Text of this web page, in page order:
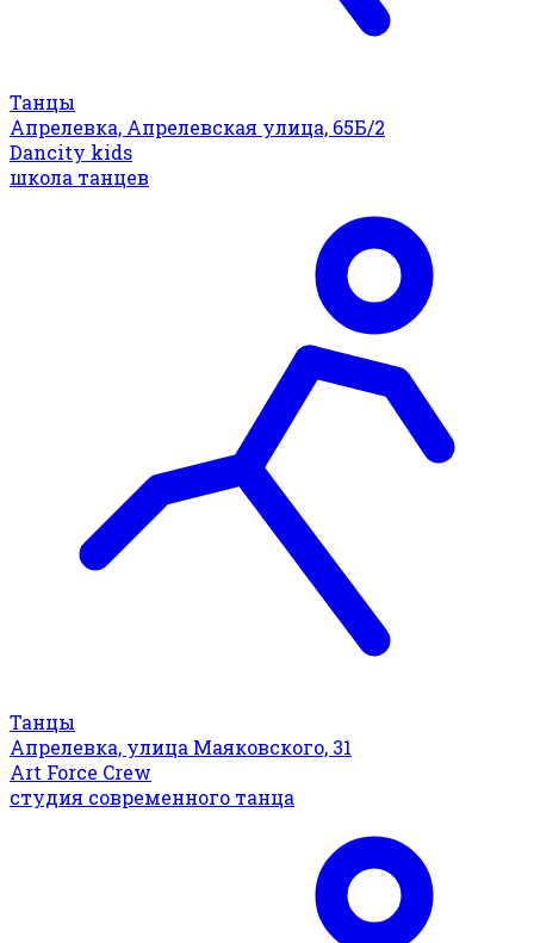
Танцы
Апрелевка, Апрелевская улица, 65Б/2
Dancity kids
школа танцев
Танцы
Апрелевка, улица Маяковского, 31
Art Force Crew
студия современного танца